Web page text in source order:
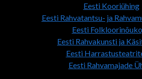
Eesti Kooriühing
Eesti Rahvatantsu- ja
Eesti
Eesti Rahvakunsti ja
Eesti
Eesti Rahvamajade